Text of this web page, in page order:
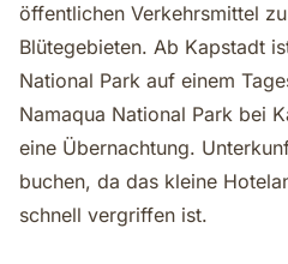
öffentlichen Verkehrsmittel
Blütegebieten. Ab Kapstadt
National Park auf einem
Namaqua National Park bei
eine Übernachtung.
buchen, da das kleine
schnell vergriffen ist.